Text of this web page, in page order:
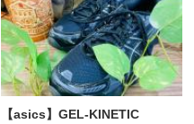
【asics】GEL-KINETIC